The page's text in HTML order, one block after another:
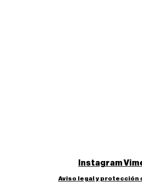
Instagram
Aviso legal y protección